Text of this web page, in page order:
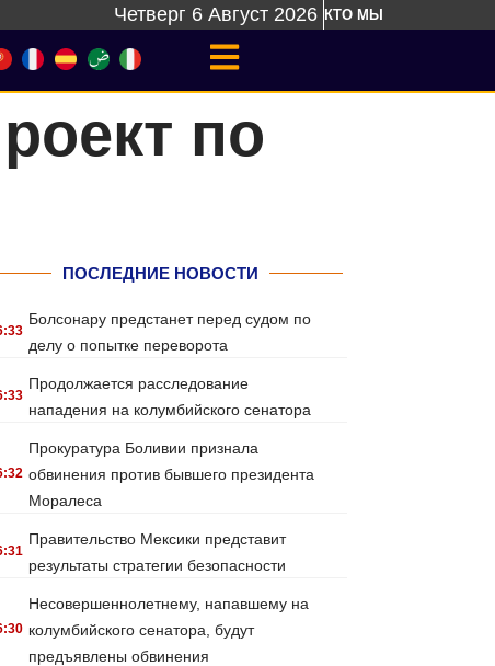
Четверг 6 Август 2026 КТО МЫ
по
ПОСЛЕДНИЕ НОВОСТИ
Болсонару предстанет перед судом по
делу о попытке переворота
Продолжается расследование
нападения на колумбийского сенатора
Прокуратура Боливии признала
обвинения против бывшего президента
Моралеса
Правительство Мексики представит
результаты стратегии безопасности
Несовершеннолетнему, напавшему на
колумбийского сенатора, будут
предъявлены обвинения